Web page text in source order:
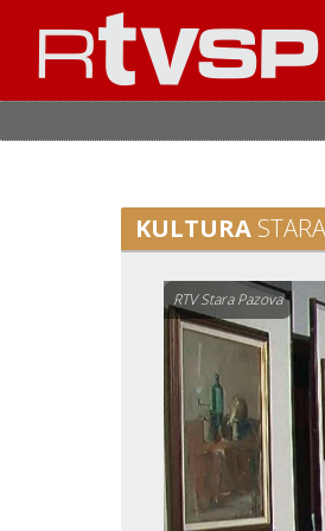
KULTURA
RTV Stara Pazova